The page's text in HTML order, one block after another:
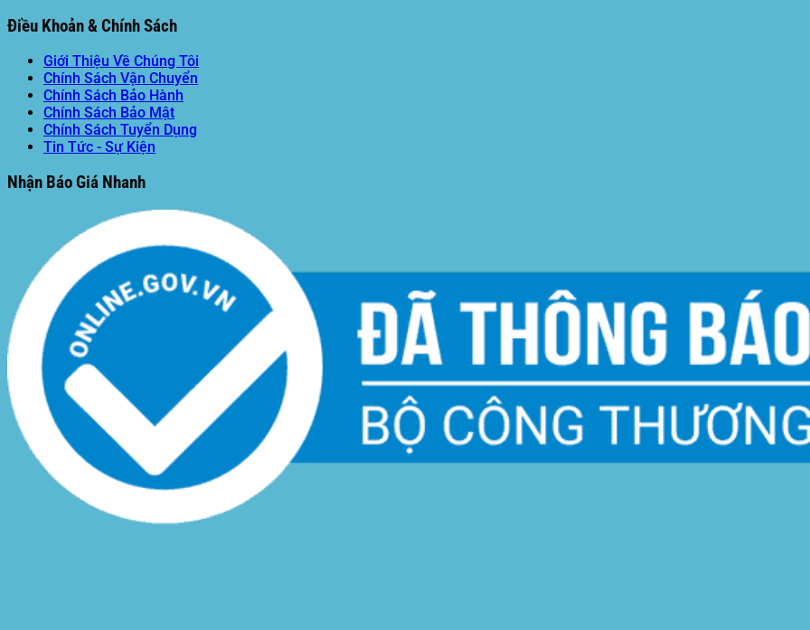
Điều Khoản & Chính Sách
Giới Thiệu Về Chúng Tôi
Chính Sách Vận Chuyển
Chính Sách Bảo Hành
Chính Sách Bảo Mật
Chính Sách Tuyển Dụng
Tin Tức - Sự Kiện
Nhận Báo Giá Nhanh